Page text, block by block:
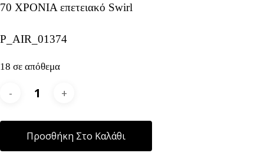
70 ΧΡΟΝΙΑ επετειακό Swirl
P_AIR_01374
18 σε απόθεμα
Προσθήκη Στο Καλάθι